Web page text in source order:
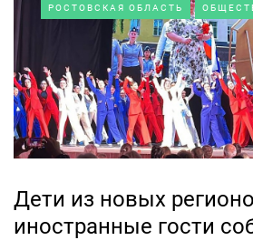
РОСТОВСКАЯ ОБЛАСТЬ
Дети из новых
иностранные гости